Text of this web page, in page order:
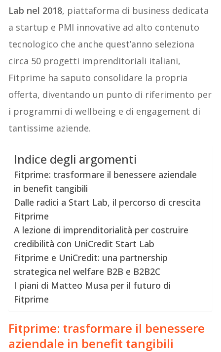
Lab nel 2018, piattaforma di business dedicata
a startup e PMI innovative ad alto contenuto
tecnologico che anche quest’anno seleziona
circa 50 progetti imprenditoriali italiani,
Fitprime ha saputo consolidare la propria
offerta, diventando un punto di riferimento per
i programmi di wellbeing e di engagement di
tantissime aziende.
Indice degli argomenti
Fitprime: trasformare il benessere aziendale
in benefit tangibili
Dalle radici a Start Lab, il percorso di crescita
Fitprime
A lezione di imprenditorialità per costruire
credibilità con UniCredit Start Lab
Fitprime e UniCredit: una partnership
strategica nel welfare B2B e B2B2C
I piani di Matteo Musa per il futuro di
Fitprime
Fitprime: trasformare il benessere
aziendale in benefit tangibili